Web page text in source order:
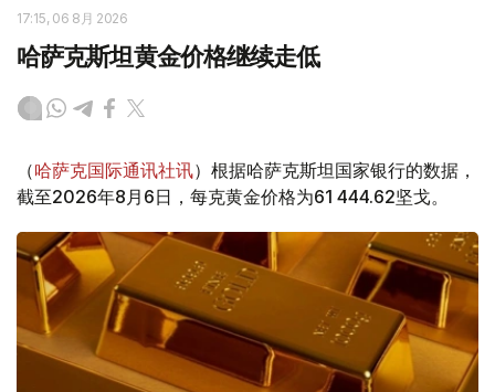
17:15, 06 8月 2026
哈萨克斯坦黄金价格继续走低
（哈萨克国际通讯社讯）根据哈萨克斯坦国家银行的数据，
截至2026年8月6日，每克黄金价格为61 444.62坚戈。